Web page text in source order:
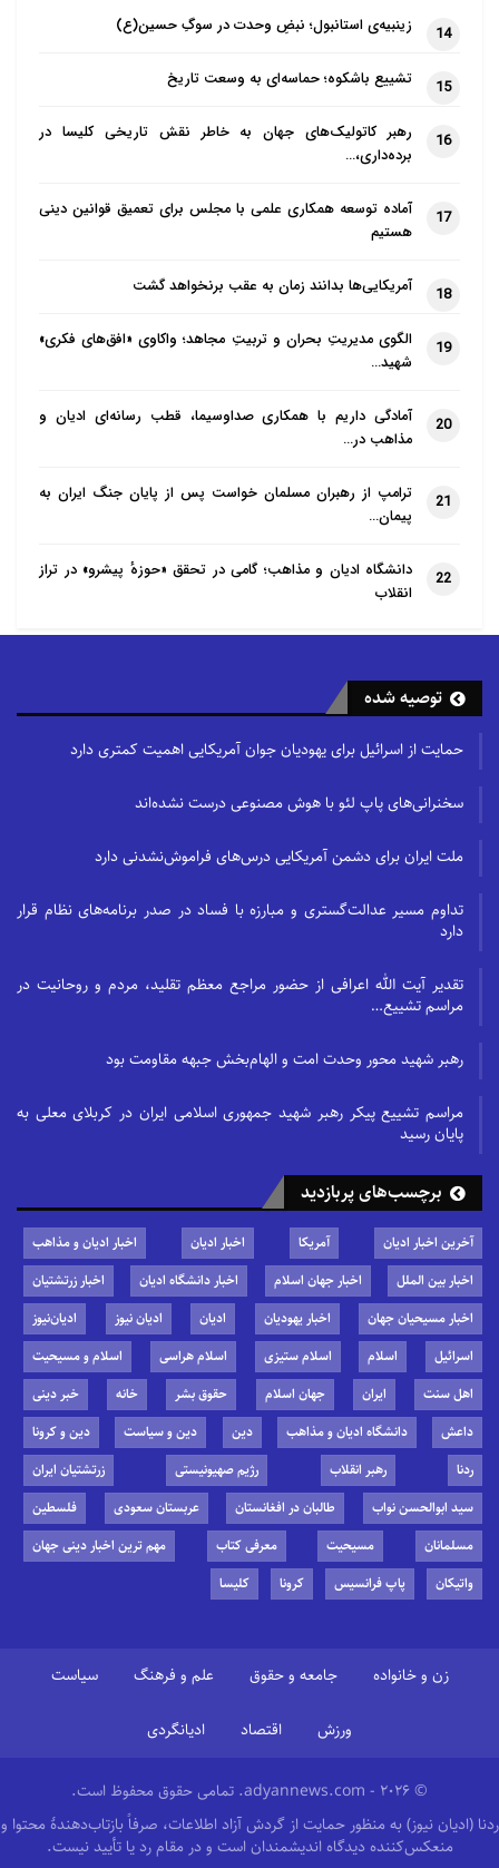
14 زینبیه‌ی استانبول؛ نبضِ وحدت در سوگِ حسین(ع)
15 تشییع باشکوه؛ حماسه‌ای به وسعت تاریخ
16
رهبر کاتولیک‌های جهان به خاطر نقش تاریخی کلیسا در
برده‌داری،…
17
آماده توسعه همکاری علمی با مجلس برای تعمیق قوانین دینی
هستیم
18 آمریکایی‌ها بدانند زمان به عقب برنخواهد گشت
19
الگوی مدیریتِ بحران و تربیتِ مجاهد؛ واکاوی «افق‌های فکری»
شهید…
20
آمادگی داریم با همکاری صداوسیما، قطب رسانه‌ای ادیان و
مذاهب در…
21
ترامپ از رهبران مسلمان خواست پس از پایان جنگ ایران به
پیمان…
22
دانشگاه ادیان و مذاهب؛ گامی در تحقق «حوزهٔ پیشرو» در تراز
انقلاب
توصیه شده
حمایت از اسرائیل برای یهودیان جوان آمریکایی اهمیت کمتری دارد
سخنرانی‌های پاپ لئو با هوش مصنوعی درست نشده‌اند
ملت ایران برای دشمن آمریکایی درس‌های فراموش‌نشدنی دارد
تداوم مسیر عدالت‌گستری و مبارزه با فساد در صدر برنامه‌های نظام قرار
دارد
تقدیر آیت الله اعرافی از حضور مراجع معظم تقلید، مردم و روحانیت در
مراسم تشییع…
رهبر شهید محور وحدت امت و الهام‌بخش جبهه مقاومت بود
مراسم تشییع پیکر رهبر شهید جمهوری اسلامی ایران در کربلای معلی به
پایان رسید
برچسب‌های پربازدید
آخرین اخبار ادیان آمریکا اخبار ادیان
اخبار ادیان و مذاهب
اخبار بین الملل
اخبار جهان اسلام اخبار دانشگاه ادیان
اخبار زرتشتیان
اخبار مسیحیان جهان
اخبار یهودیان ادیان ادیان نیوز
ادیان‌نیوز
اسرائیل
اسلام اسلام ستیزی اسلام هراسی
اسلام و مسیحیت
اهل سنت
ایران جهان اسلام حقوق بشر خانه
خبر دینی
داعش
دانشگاه ادیان و مذاهب دین دین و سیاست
دین و کرونا
ردنا
رهبر انقلاب رژیم صهیونیستی
زرتشتیان ایران
سید ابوالحسن نواب
طالبان در افغانستان عربستان سعودی
فلسطین
مسلمانان
مسیحیت معرفی کتاب
مهم ترین اخبار دینی جهان
واتیکان
پاپ فرانسیس کرونا کلیسا
زن و خانواده جامعه و حقوق علم و فرهنگ سیاست
ورزش اقتصاد ادیانگردی
© 2026 - adyannews.com. تمامی حقوق محفوظ است.
ردنا (ادیان نیوز) به منظور حمایت از گردش آزاد اطلاعات، صرفاً بازتاب‌دهندهٔ محتوا و
منعکس‌کننده دیدگاه اندیشمندان است و در مقام رد یا تأیید نیست.